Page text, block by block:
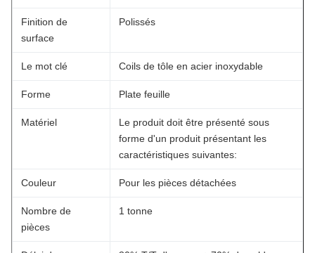
Finition de
surface
Polissés
Le mot clé Coils de tôle en acier inoxydable
Forme Plate feuille
Matériel
Le produit doit être présenté sous
forme d'un produit présentant les
caractéristiques suivantes:
Couleur Pour les pièces détachées
Nombre de
pièces
1 tonne